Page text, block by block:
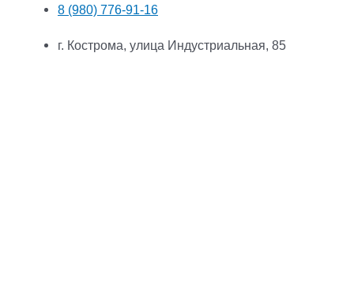
8 (980) 776-91-16
г. Кострома, улица Индустриальная, 85